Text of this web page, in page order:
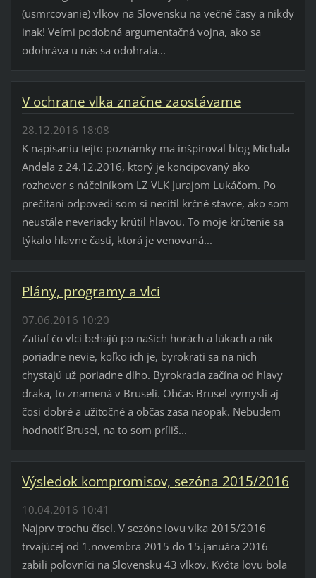
(usmrcovanie) vlkov na Slovensku na večné časy a nikdy
inak! Veľmi podobná argumentačná vojna, ako sa
odohráva u nás sa odohrala...
V ochrane vlka značne zaostávame
28.12.2016 18:08
K napísaniu tejto poznámky ma inšpiroval blog Michala
Andela z 24.12.2016, ktorý je koncipovaný ako
rozhovor s náčelníkom LZ VLK Jurajom Lukáčom. Po
prečítaní odpovedí som si necítil krčné stavce, ako som
neustále neveriacky krútil hlavou. To moje krútenie sa
týkalo hlavne časti, ktorá je venovaná...
Plány, programy a vlci
07.06.2016 10:20
Zatiaľ čo vlci behajú po našich horách a lúkach a nik
poriadne nevie, koľko ich je, byrokrati sa na nich
chystajú už poriadne dlho. Byrokracia začína od hlavy
draka, to znamená v Bruseli. Občas Brusel vymyslí aj
čosi dobré a užitočné a občas zasa naopak. Nebudem
hodnotiť Brusel, na to som príliš...
Výsledok kompromisov, sezóna 2015/2016
10.04.2016 10:41
Najprv trochu čísel. V sezóne lovu vlka 2015/2016
trvajúcej od 1.novembra 2015 do 15.januára 2016
zabili poľovníci na Slovensku 43 vlkov. Kvóta lovu bola